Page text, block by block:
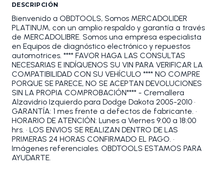
DESCRIPCIÓN
Bienvenido a OBDTOOLS, Somos MERCADOLIDER
PLATINUM, con un amplio respaldo y garantía a través
de MERCADOLIBRE. Somos una empresa especialista
en Equipos de diagnóstico electrónico y repuestos
automotrices. **** FAVOR HAGA LAS CONSULTAS
NECESARIAS E INDÍQUENOS SU VIN PARA VERIFICAR LA
COMPATIBILIDAD CON SU VEHÍCULO **** NO COMPRE
PORQUE SE PARECE, NO SE ACEPTAN DEVOLUCIONES
SIN LA PROPIA COMPROBACIÓN**** - Cremallera
Alzavidrio Izquierdo para Dodge Dakota 2005-2010 •
GARANTÍA: 1 mes frente a defectos de fabricante. •
HORARIO DE ATENCIÓN: Lunes a Viernes 9:00 a 18:00
hrs. • LOS ENVIOS SE REALIZAN DENTRO DE LAS
PRIMERAS 24 HORAS CONFIRMADO EL PAGO. •
Imágenes referenciales. OBDTOOLS ESTAMOS PARA
AYUDARTE.